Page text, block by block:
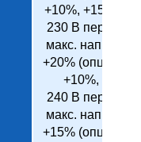
+10%, +15%,
230 В перем.
макс.
+20%
+10%, +15%)
240 В перем.
макс.
+15%